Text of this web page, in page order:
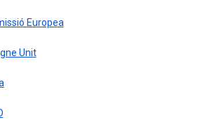
Europea
Unit